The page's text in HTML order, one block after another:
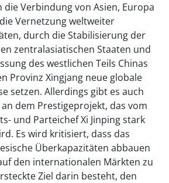
die Verbindung von Asien, Europa
Vernetzung weltweiter
durch die Stabilisierung der
zentralasiatischen Staaten und
des westlichen Teils Chinas
Provinz Xingjang neue globale
setzen. Allerdings gibt es auch
dem Prestigeprojekt, das vom
und Parteichef Xi Jinping stark
Es wird kritisiert, dass das
Überkapazitäten abbauen
den internationalen Märkten zu
Ziel darin besteht, den